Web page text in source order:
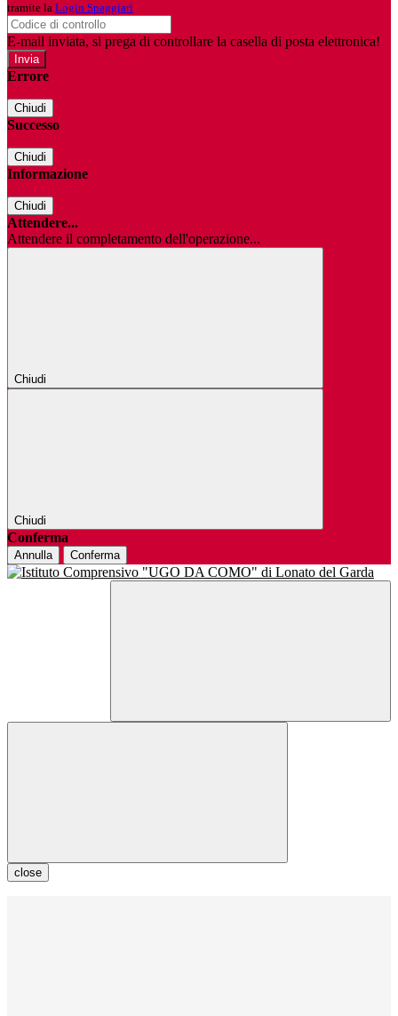
tramite la Login Spaggiari
E-mail inviata, si prega di controllare la casella di posta elettronica!
Errore
Chiudi
Successo
Chiudi
Informazione
Chiudi
Attendere...
Attendere il completamento dell'operazione...
Chiudi
Chiudi
Conferma
Annulla Conferma
close